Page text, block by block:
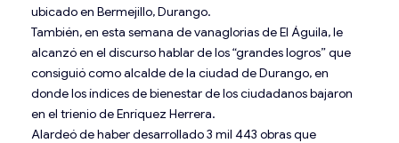
ubicado en Bermejillo, Durango.
También, en esta semana de vanaglorias de El Águila, le
alcanzó en el discurso hablar de los “grandes logros” que
consiguió como alcalde de la ciudad de Durango, en
donde los índices de bienestar de los ciudadanos bajaron
en el trienio de Enríquez Herrera.
Alardeó de haber desarrollado 3 mil 443 obras que